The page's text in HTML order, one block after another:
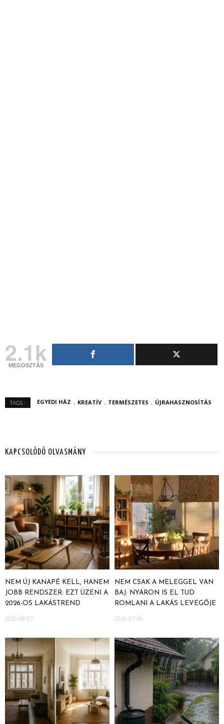
2.1k
MEGOSZTÁS
TAGS : EGYEDI HÁZ KREATÍV TERMÉSZETES ÚJRAHASZNOSÍTÁS
KAPCSOLÓDÓ OLVASMÁNY
NEM ÚJ KANAPÉ KELL, HANEM
JOBB RENDSZER: EZT ÜZENI A
2026-OS LAKÁSTREND
2026-08-07
NEM CSAK A MELEGGEL VAN
BAJ: NYÁRON IS EL TUD
ROMLANI A LAKÁS LEVEGŐJE
2026-07-30